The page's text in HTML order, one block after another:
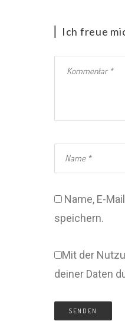
Ich freue
Name, E-
speichern.
Mit der
deiner Daten